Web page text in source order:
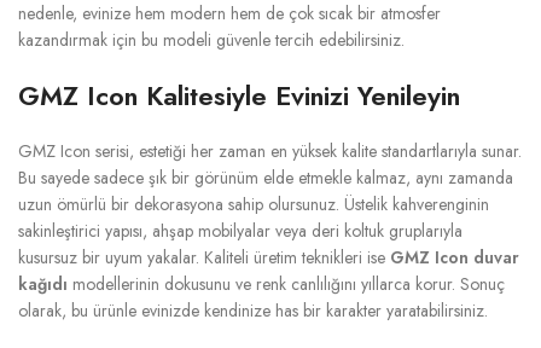
nedenle, evinize hem modern hem de çok sıcak bir atmosfer
kazandırmak için bu modeli güvenle tercih edebilirsiniz.
GMZ Icon Kalitesiyle Evinizi Yenileyin
GMZ Icon serisi, estetiği her zaman en yüksek kalite standartlarıyla sunar.
Bu sayede sadece şık bir görünüm elde etmekle kalmaz, aynı zamanda
uzun ömürlü bir dekorasyona sahip olursunuz. Üstelik kahverenginin
sakinleştirici yapısı, ahşap mobilyalar veya deri koltuk gruplarıyla
kusursuz bir uyum yakalar. Kaliteli üretim teknikleri ise GMZ Icon duvar
kağıdı modellerinin dokusunu ve renk canlılığını yıllarca korur. Sonuç
olarak, bu ürünle evinizde kendinize has bir karakter yaratabilirsiniz.